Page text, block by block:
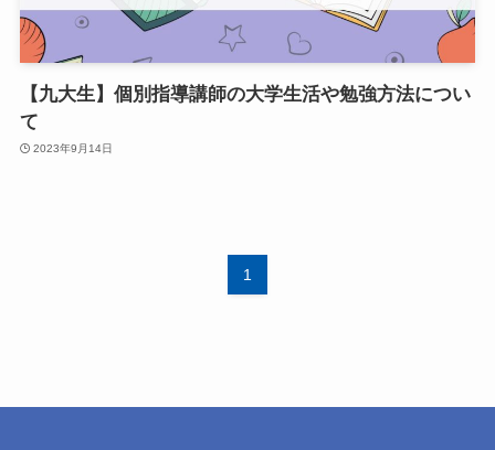
【九大生】個別指導講師の大学生活や勉強方法につい
て
2023年9月14日
1